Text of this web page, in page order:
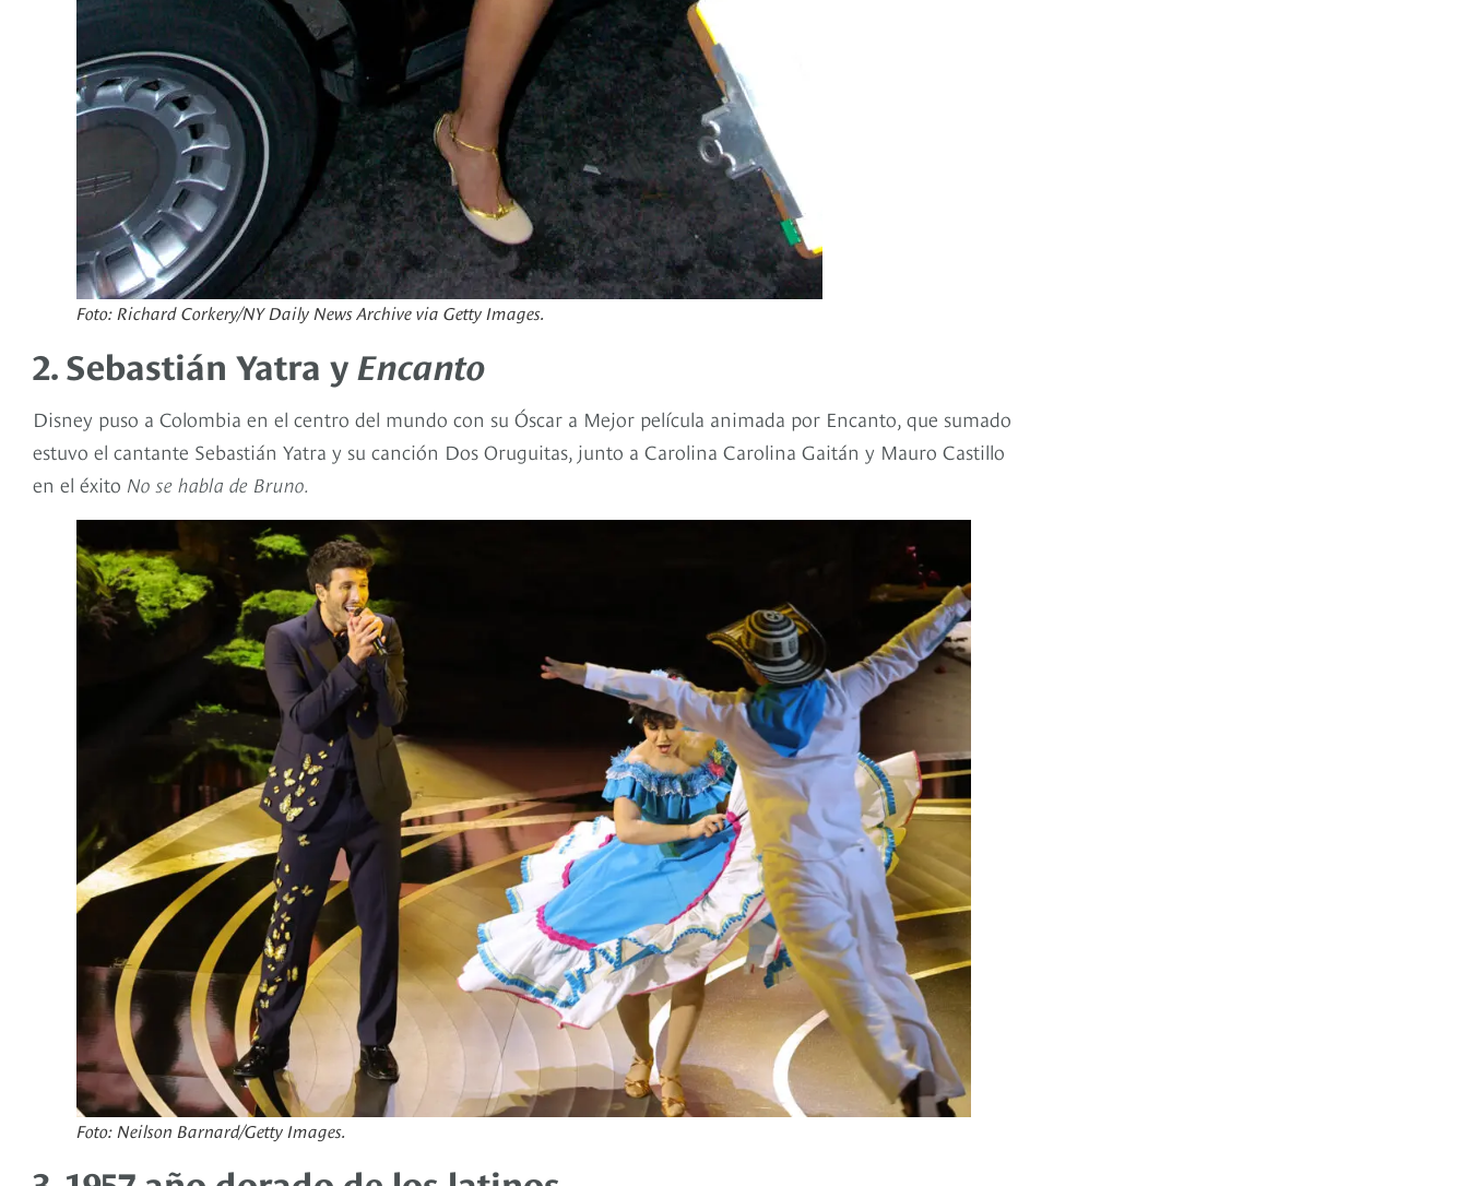
Foto: Richard Corkery/NY Daily News Archive via Getty Images.
2. Sebastián Yatra y Encanto
Disney puso a Colombia en el centro del mundo con su Óscar a Mejor película animada por Encanto, que sumado
estuvo el cantante Sebastián Yatra y su canción Dos Oruguitas, junto a Carolina Carolina Gaitán y Mauro Castillo
en el éxito No se habla de Bruno.
Foto: Neilson Barnard/Getty Images.